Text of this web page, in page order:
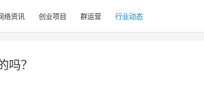
络资讯 创业项目 群运营 行业动态
？